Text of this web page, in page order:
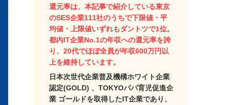
還元率は、本記事で紹介している東京
のSES企業111社のうちで下限値・平
均値・上限値いずれもダントツで1位。
都内IT企業No.1の年収への還元率を誇
り、20代でほぼ全員が年収600万円以
上を維持しています。
日本次世代企業普及機構ホワイト企業
認定(GOLD) 、TOKYOパパ育児促進企
業 ゴールドを取得したIT企業であり、